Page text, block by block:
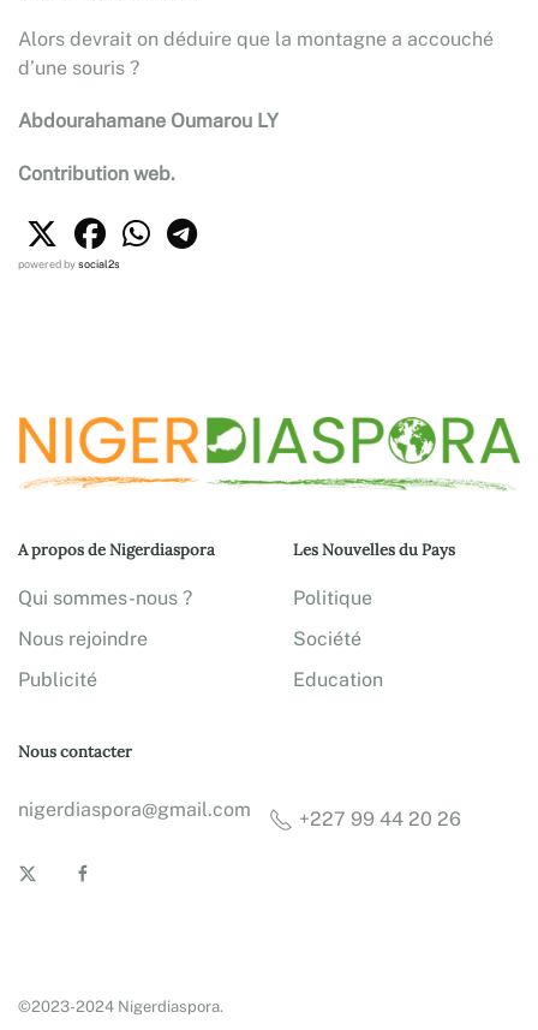
Alors devrait on déduire que la montagne a accouché
d’une souris ?
Abdourahamane Oumarou LY
Contribution web.
powered bysocial2s
A propos de Nigerdiaspora
Qui sommes-nous ?
Nous rejoindre
Publicité
Les Nouvelles du Pays
Politique
Société
Education
Nous contacter
nigerdiaspora@gmail.com +227 99 44 20 26
©2023-2024 Nigerdiaspora.